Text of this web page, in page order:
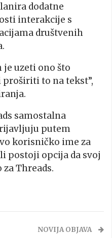
dodatne
interakcije s
društvenih
je uzeti ono što
to na tekst”,
samostalna
putem
korisničko ime za
postoji opcija da svoj
Threads.
NOVIJA OBJAVA